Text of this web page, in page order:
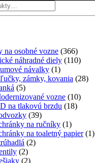
na osobné vozne (366)
náhradné diely (110)
návalky (1)
zámky, kovania (28)
(5)
vozne (10)
na tlakovú brzdu (18)
(39)
na ručníky (1)
na toaletný papier (1)
(2)
(2)
(2)